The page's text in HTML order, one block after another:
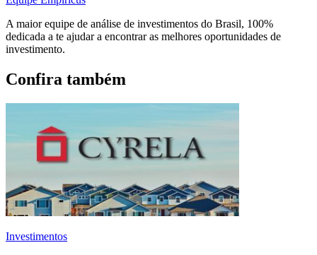
A maior equipe de análise de investimentos do Brasil, 100%
dedicada a te ajudar a encontrar as melhores oportunidades de
investimento.
Confira também
Investimentos